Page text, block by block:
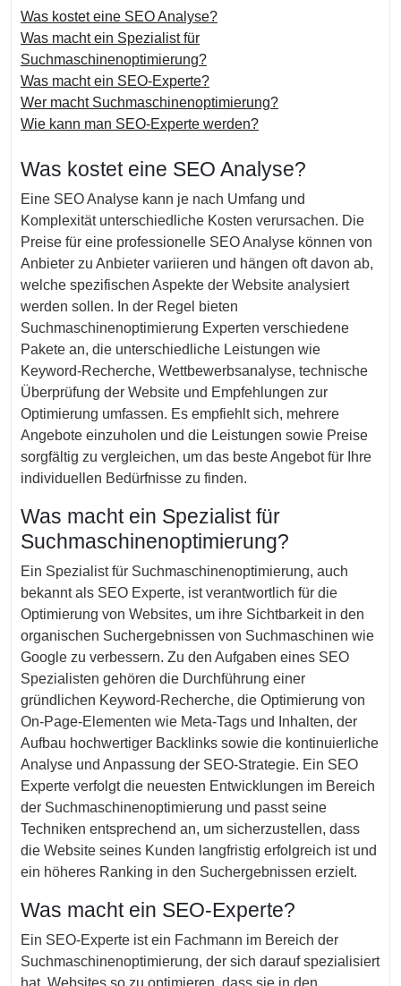
Was kostet eine SEO Analyse?
Was macht ein Spezialist für
Suchmaschinenoptimierung?
Was macht ein SEO-Experte?
Wer macht Suchmaschinenoptimierung?
Wie kann man SEO-Experte werden?
Was kostet eine SEO Analyse?
Eine SEO Analyse kann je nach Umfang und
Komplexität unterschiedliche Kosten verursachen. Die
Preise für eine professionelle SEO Analyse können von
Anbieter zu Anbieter variieren und hängen oft davon ab,
welche spezifischen Aspekte der Website analysiert
werden sollen. In der Regel bieten
Suchmaschinenoptimierung Experten verschiedene
Pakete an, die unterschiedliche Leistungen wie
Keyword-Recherche, Wettbewerbsanalyse, technische
Überprüfung der Website und Empfehlungen zur
Optimierung umfassen. Es empfiehlt sich, mehrere
Angebote einzuholen und die Leistungen sowie Preise
sorgfältig zu vergleichen, um das beste Angebot für Ihre
individuellen Bedürfnisse zu finden.
Was macht ein Spezialist für
Suchmaschinenoptimierung?
Ein Spezialist für Suchmaschinenoptimierung, auch
bekannt als SEO Experte, ist verantwortlich für die
Optimierung von Websites, um ihre Sichtbarkeit in den
organischen Suchergebnissen von Suchmaschinen wie
Google zu verbessern. Zu den Aufgaben eines SEO
Spezialisten gehören die Durchführung einer
gründlichen Keyword-Recherche, die Optimierung von
On-Page-Elementen wie Meta-Tags und Inhalten, der
Aufbau hochwertiger Backlinks sowie die kontinuierliche
Analyse und Anpassung der SEO-Strategie. Ein SEO
Experte verfolgt die neuesten Entwicklungen im Bereich
der Suchmaschinenoptimierung und passt seine
Techniken entsprechend an, um sicherzustellen, dass
die Website seines Kunden langfristig erfolgreich ist und
ein höheres Ranking in den Suchergebnissen erzielt.
Was macht ein SEO-Experte?
Ein SEO-Experte ist ein Fachmann im Bereich der
Suchmaschinenoptimierung, der sich darauf spezialisiert